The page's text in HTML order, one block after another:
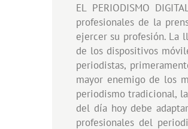
EL PERIODISMO
profesionales de la
ejercer su profesión. La
de los dispositivos
periodistas,
mayor enemigo de los
periodismo tradicional,
del día hoy debe
profesionales del